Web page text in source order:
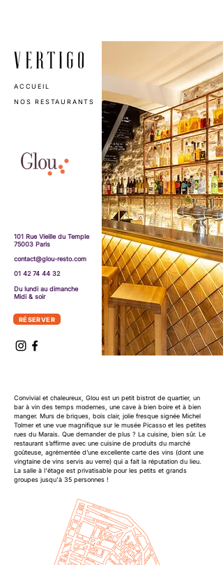
ACCUEIL
NOS RESTAURANTS
101 Rue Vieille du Temple
75003 Paris
contact@glou-resto.com
01 42 74 44 32
Du lundi au dimanche
Midi & soir
RÉSERVER
Convivial et chaleureux, Glou est un petit bistrot de quartier, un
bar à vin des temps modernes, une cave à bien boire et à bien
manger. Murs de briques, bois clair, jolie fresque signée Michel
Tolmer et une vue magnifique sur le musée Picasso et les petites
rues du Marais. Que demander de plus ? La cuisine, bien sûr. Le
restaurant s’affirme avec une cuisine de produits du marché
goûteuse, agrémentée d’une excellente carte des vins (dont une
vingtaine de vins servis au verre) qui a fait la réputation du lieu.
La salle à l'étage est privatisable pour les petits et grands
groupes jusqu'à 35 personnes !